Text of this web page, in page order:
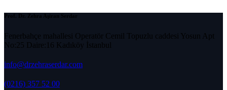
Prof. Dr. Zehra Aşiran Serdar
Fenerbahçe mahallesi Operatör Cemil Topuzlu caddesi Yosun Apt
No:25 Daire:16 Kadıköy İstanbul
info@drzehraserdar.com
(0216) 357 52 00